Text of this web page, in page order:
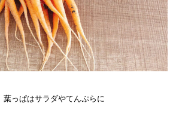
葉っぱはサラダやてんぷらに